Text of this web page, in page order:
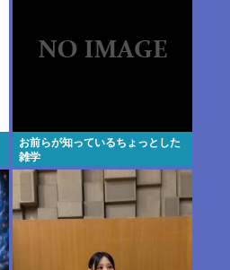
お前らが知っているちょっとした
雑学